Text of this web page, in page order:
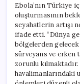
Ebola’nın Türkiye
oluşturmasının
seyahatlerin artışı
ifade etti. “Dünya
bölgelerden
sürveyans ve erken
zorunlu kılmaktadır.
havalimanlarındaki